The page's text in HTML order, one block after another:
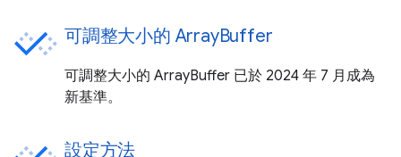
可調整大小的 ArrayBuffer
可調整大小的 ArrayBuffer 已於 2024 年 7 月成為
新基準。
設定方法